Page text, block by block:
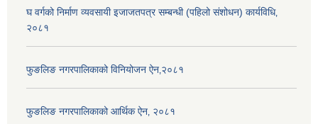
घ वर्गको निर्माण व्यवसायी इजाजतपत्र सम्बन्धी (पहिलो संशोधन) कार्यविधि‚
२०८१
फुङलिङ नगरपालिकाको विनियोजन ऐन‚२०८१
फुङलिङ नगरपालिकाको आर्थिक ऐन‚ २०८१